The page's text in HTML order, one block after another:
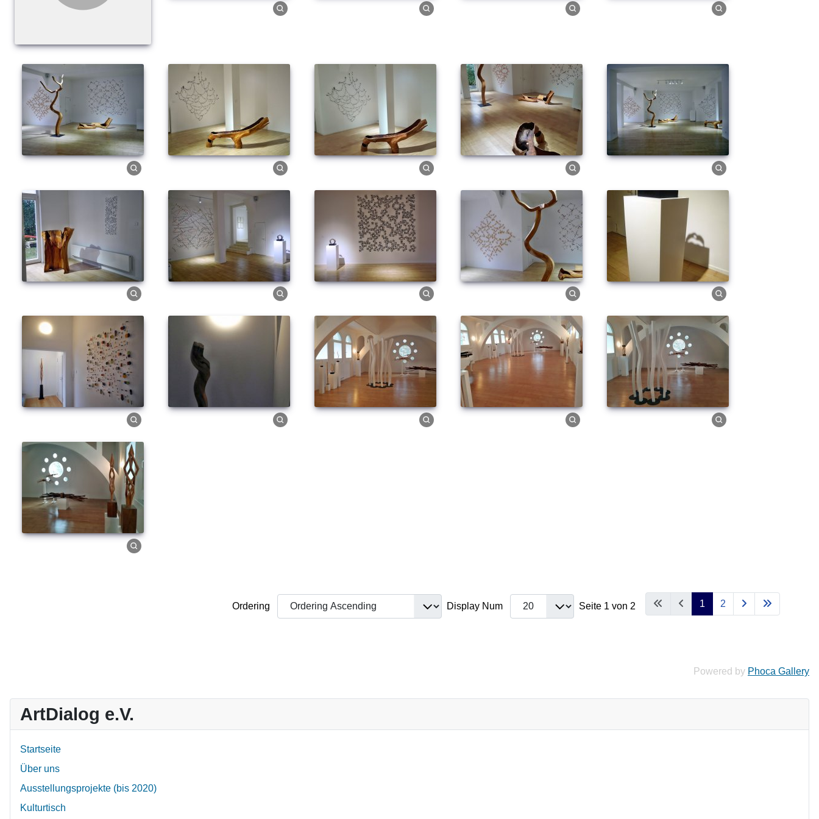
ArtDialog e.V.
Startseite
Über uns
Ausstellungsprojekte (bis 2020)
Kulturtisch
Ordering Display Num Seite 1 von 2 1 2
Powered by Phoca Gallery